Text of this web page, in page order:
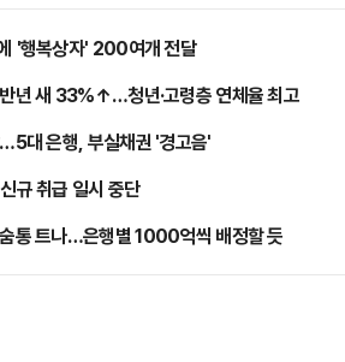
'행복상자' 200여개 전달
년 새 33%↑…청년·고령층 연체율 최고
대 은행, 부실채권 '경고음'
규 취급 일시 중단
통 트나…은행별 1000억씩 배정할 듯